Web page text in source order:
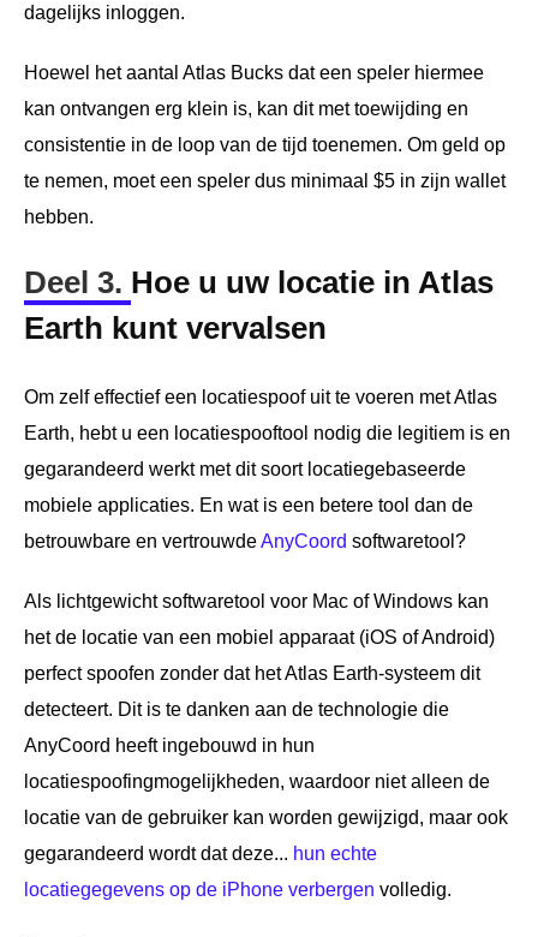
dagelijks inloggen.
Hoewel het aantal Atlas Bucks dat een speler hiermee
kan ontvangen erg klein is, kan dit met toewijding en
consistentie in de loop van de tijd toenemen. Om geld op
te nemen, moet een speler dus minimaal $5 in zijn wallet
hebben.
Deel 3. Hoe u uw locatie in Atlas
Earth kunt vervalsen
Om zelf effectief een locatiespoof uit te voeren met Atlas
Earth, hebt u een locatiespooftool nodig die legitiem is en
gegarandeerd werkt met dit soort locatiegebaseerde
mobiele applicaties. En wat is een betere tool dan de
betrouwbare en vertrouwdeAnyCoord softwaretool?
Als lichtgewicht softwaretool voor Mac of Windows kan
het de locatie van een mobiel apparaat (iOS of Android)
perfect spoofen zonder dat het Atlas Earth-systeem dit
detecteert. Dit is te danken aan de technologie die
AnyCoord heeft ingebouwd in hun
locatiespoofingmogelijkheden, waardoor niet alleen de
locatie van de gebruiker kan worden gewijzigd, maar ook
gegarandeerd wordt dat deze... hun echte
locatiegegevens op de iPhone verbergen volledig.